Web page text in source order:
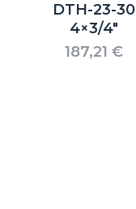
DTH-23-30
4×3/4″
187,21€